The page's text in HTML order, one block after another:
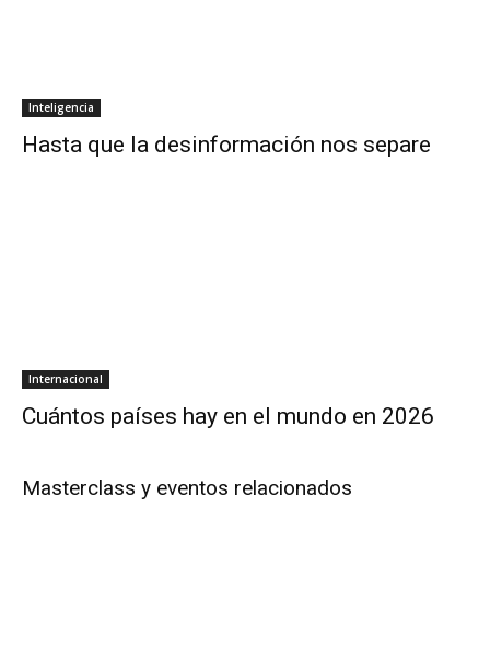
Inteligencia
Hasta que la desinformación nos separe
Internacional
Cuántos países hay en el mundo en 2026
Masterclass y eventos relacionados